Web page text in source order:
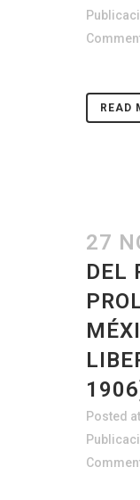
READ
27
DEL
Posted